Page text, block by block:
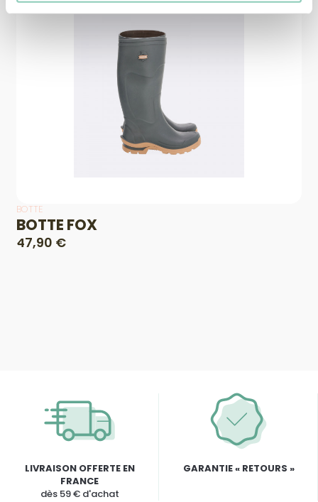
BOTTE
BOTTE FOX
47,90 €
LIVRAISON OFFERTE EN
FRANCE
dès 59 € d'achat
GARANTIE « RETOURS »